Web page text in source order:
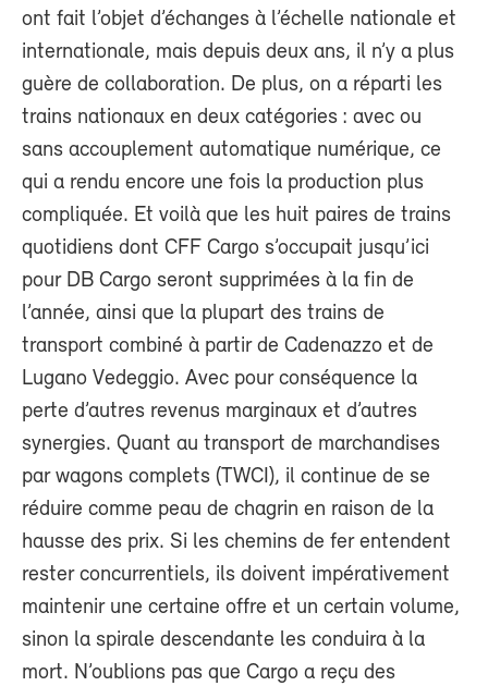
ont fait l’objet d’échanges à l’échelle nationale et
internationale, mais depuis deux ans, il n’y a plus
guère de collaboration. De plus, on a réparti les
trains nationaux en deux catégories : avec ou
sans accouplement automatique numérique, ce
qui a rendu encore une fois la production plus
compliquée. Et voilà que les huit paires de trains
quotidiens dont CFF Cargo s’occupait jusqu’ici
pour DB Cargo seront supprimées à la fin de
l’année, ainsi que la plupart des trains de
transport combiné à partir de Cadenazzo et de
Lugano Vedeggio. Avec pour conséquence la
perte d’autres revenus marginaux et d’autres
synergies. Quant au transport de marchandises
par wagons complets (TWCI), il continue de se
réduire comme peau de chagrin en raison de la
hausse des prix. Si les chemins de fer entendent
rester concurrentiels, ils doivent impérativement
maintenir une certaine offre et un certain volume,
sinon la spirale descendante les conduira à la
mort. N’oublions pas que Cargo a reçu des